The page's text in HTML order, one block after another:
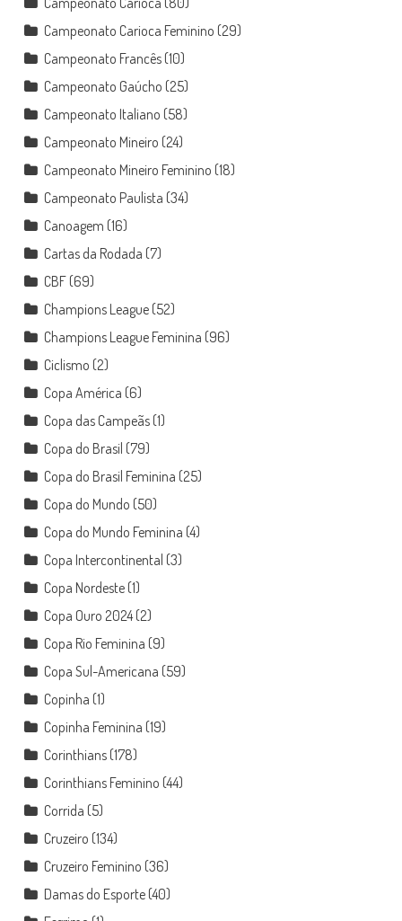
Campeonato Carioca Feminino (29)
Campeonato Francês(10)
Campeonato Gaúcho (25)
Campeonato Italiano (58)
Campeonato Mineiro (24)
Campeonato Mineiro Feminino (18)
Campeonato Paulista (34)
Canoagem (16)
Cartas da Rodada (7)
CBF(69)
Champions League(52)
Champions League Feminina (96)
Ciclismo (2)
Copa América (6)
Copa das Campeãs(1)
Copa do Brasil (79)
Copa do Brasil Feminina (25)
Copa do Mundo (50)
Copa do Mundo Feminina (4)
Copa Intercontinental (3)
Copa Nordeste(1)
Copa Ouro 2024(2)
Copa Rio Feminina (9)
Copa Sul-Americana (59)
Copinha (1)
Copinha Feminina (19)
Corinthians(178)
Corinthians Feminino (44)
Corrida (5)
Cruzeiro (134)
Cruzeiro Feminino (36)
Damas do Esporte(40)